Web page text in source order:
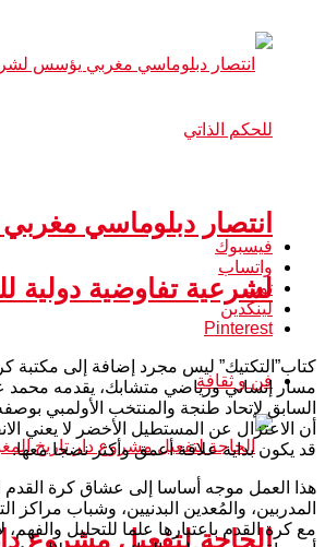
انتصار دبلوماسي
لشرعية تفاوضية دولية
فن و ثقافة
الحاجة لتفعيل مشروع
فيسبوك
واتساب
تويتر
لينكدين
Pinterest
كتاب”التكتيك” ليس مجرد إضافة إلى مكتبة
مسار إنساني ورياضي متشابك، يقدمه محمد
السابق لإتحاد طنجة والمنتخب الأولمبي
أن الاعتزال عن المستطيل الأخضر لا يعني
قد يكون بداية علاقة أعمق وأكثر نضجا معها.
هذا العمل موجه أساسا إلى عشاق كرة القدم
المدربين، والمُعدين البدنيين، وشباب مراكز
مع كرة القدم باعتبارها علما للتحليل